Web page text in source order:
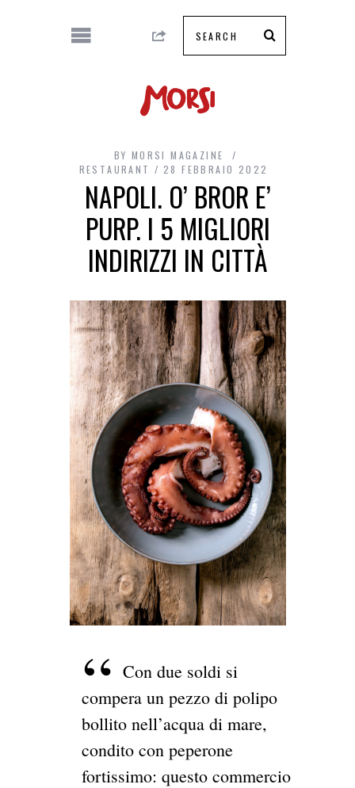
BY MORSI MAGAZINE
RESTAURANT
28 FEBBRAIO 2022
NAPOLI. O’ BROR E’
PURP. I 5 MIGLIORI
INDIRIZZI IN CITTÀ
Con due soldi si
compera un pezzo di polipo
bollito nell’acqua di mare,
condito con peperone
fortissimo: questo commercio